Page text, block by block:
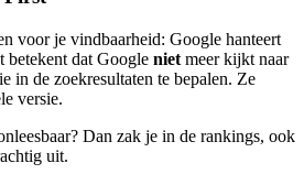
voor je vindbaarheid: Google hanteert
betekent dat Google niet meer kijkt naar
in de zoekresultaten te bepalen. Ze
versie.
Dan zak je in de rankings, ook
uit.